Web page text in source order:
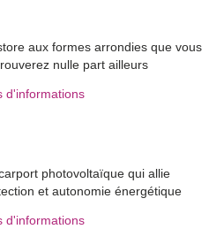
aux formes arrondies que vous
nulle part ailleurs
d'informations
photovoltaïque qui allie
et autonomie énergétique
d'informations